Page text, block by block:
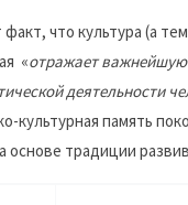
что культура (а
«отражает важнейшую
деятельности
культурная память
традиции